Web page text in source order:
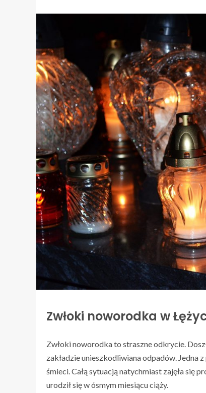
Zwłoki noworodka w
Zwłoki noworodka to straszne odkrycie.
zakładzie unieszkodliwiana odpadów. Jedna
śmieci. Całą sytuacją natychmiast zajęła się
urodził się w ósmym miesiącu ciąży.